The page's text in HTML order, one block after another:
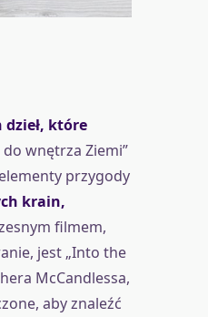
które
do wnętrza Ziemi”
przygody
krain,
filmem,
jest „Into the
McCandlessa,
aby znaleźć